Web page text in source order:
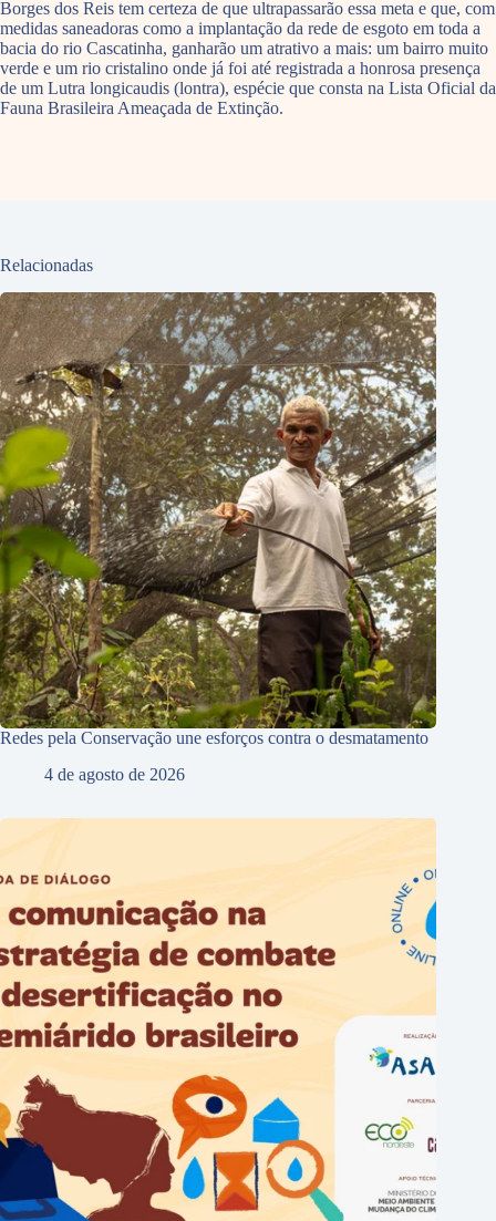
Borges dos Reis tem certeza de que ultrapassarão essa meta e que, com
medidas saneadoras como a implantação da rede de esgoto em toda a
bacia do rio Cascatinha, ganharão um atrativo a mais: um bairro muito
verde e um rio cristalino onde já foi até registrada a honrosa presença
de um Lutra longicaudis (lontra), espécie que consta na Lista Oficial da
Fauna Brasileira Ameaçada de Extinção.
Relacionadas
Redes pela Conservação une esforços contra o desmatamento
4 de agosto de 2026